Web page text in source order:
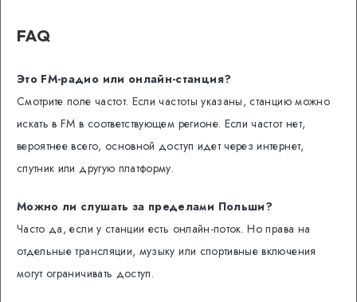
FAQ
Это FM-радио или онлайн-станция?
Смотрите поле частот. Если частоты указаны, станцию можно
искать в FM в соответствующем регионе. Если частот нет,
вероятнее всего, основной доступ идет через интернет,
спутник или другую платформу.
Можно ли слушать за пределами Польши?
Часто да, если у станции есть онлайн-поток. Но права на
отдельные трансляции, музыку или спортивные включения
могут ограничивать доступ.